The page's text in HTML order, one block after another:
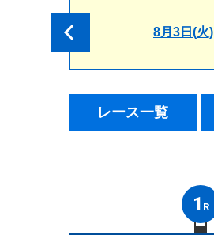
8月3日(火)
レース一覧
1 R